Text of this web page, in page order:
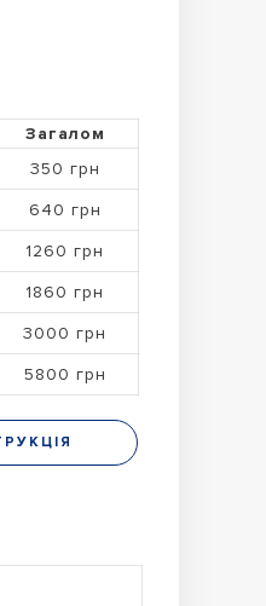
Загалом
350 грн
640 грн
1260 грн
1860 грн
3000 грн
5800 грн